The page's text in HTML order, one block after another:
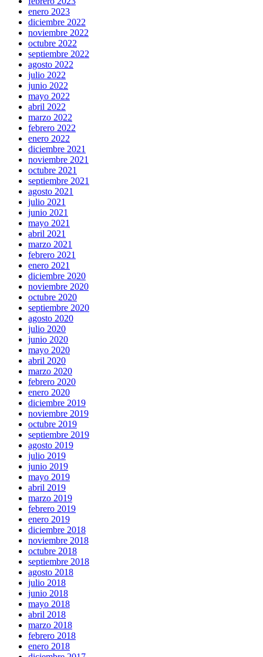
enero 2023
diciembre 2022
noviembre 2022
octubre 2022
septiembre 2022
agosto 2022
julio 2022
junio 2022
mayo 2022
abril 2022
marzo 2022
febrero 2022
enero 2022
diciembre 2021
noviembre 2021
octubre 2021
septiembre 2021
agosto 2021
julio 2021
junio 2021
mayo 2021
abril 2021
marzo 2021
febrero 2021
enero 2021
diciembre 2020
noviembre 2020
octubre 2020
septiembre 2020
agosto 2020
julio 2020
junio 2020
mayo 2020
abril 2020
marzo 2020
febrero 2020
enero 2020
diciembre 2019
noviembre 2019
octubre 2019
septiembre 2019
agosto 2019
julio 2019
junio 2019
mayo 2019
abril 2019
marzo 2019
febrero 2019
enero 2019
diciembre 2018
noviembre 2018
octubre 2018
septiembre 2018
agosto 2018
julio 2018
junio 2018
mayo 2018
abril 2018
marzo 2018
febrero 2018
enero 2018